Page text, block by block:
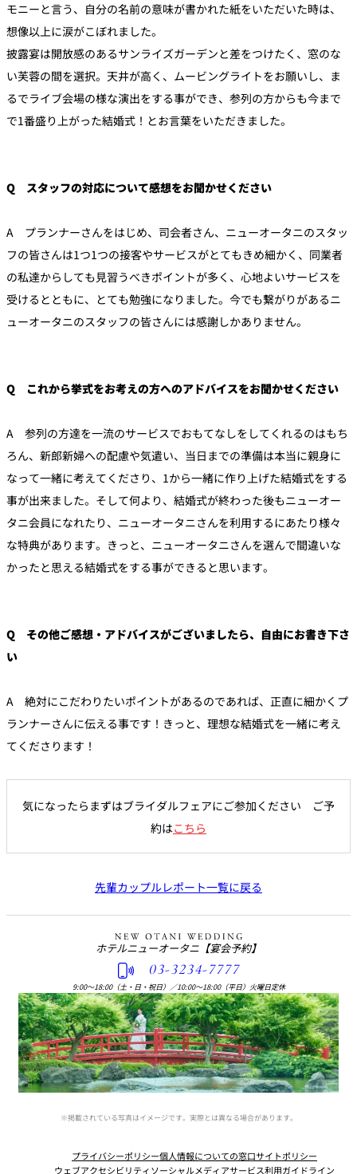
モニーと言う、自分の名前の意味が書かれた紙をいただいた時は、
想像以上に涙がこぼれました。
披露宴は開放感のあるサンライズガーデンと差をつけたく、窓のな
い芙蓉の間を選択。天井が高く、ムービングライトをお願いし、ま
るでライブ会場の様な演出をする事ができ、参列の方からも今まで
で1番盛り上がった結婚式！とお言葉をいただきました。
Q スタッフの対応について感想をお聞かせください
A プランナーさんをはじめ、司会者さん、ニューオータニのスタッ
フの皆さんは1つ1つの接客やサービスがとてもきめ細かく、同業者
の私達からしても見習うべきポイントが多く、心地よいサービスを
受けるとともに、とても勉強になりました。今でも繋がりがあるニ
ューオータニのスタッフの皆さんには感謝しかありません。
Q これから挙式をお考えの方へのアドバイスをお聞かせください
A 参列の方達を一流のサービスでおもてなしをしてくれるのはもち
ろん、新郎新婦への配慮や気遣い、当日までの準備は本当に親身に
なって一緒に考えてくださり、1から一緒に作り上げた結婚式をする
事が出来ました。そして何より、結婚式が終わった後もニューオー
タニ会員になれたり、ニューオータニさんを利用するにあたり様々
な特典があります。きっと、ニューオータニさんを選んで間違いな
かったと思える結婚式をする事ができると思います。
Q その他ご感想・アドバイスがございましたら、自由にお書き下さ
い
A 絶対にこだわりたいポイントがあるのであれば、正直に細かくプ
ランナーさんに伝える事です！きっと、理想な結婚式を一緒に考え
てくださります！
気になったらまずはブライダルフェアにご参加ください ご予
約はこちら
先輩カップルレポート一覧に戻る
ホテルニューオータニ 【宴会予約】
03-3234-7777
9:00〜18:00（土・日・祝日） ／10:00〜18:00（平日）火曜日定休
※掲載されている写真はイメージです。実際とは異なる場合があります。
プライバシーポリシー個人情報についての窓口サイトポリシー
ウェブアクセシビリティソーシャルメディアサービス利用ガイドライン